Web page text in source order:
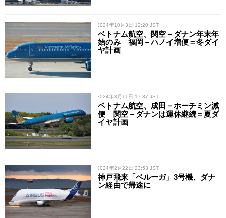
/ 2024年10月3日 12:20 JST
ベトナム航空、関空－ダナン年末年
始のみ 福岡－ハノイ増便＝冬ダイ
ヤ計画
/ 2024年3月11日 17:37 JST
ベトナム航空、成田－ホーチミン減
便 関空－ダナンは運休継続＝夏ダ
イヤ計画
/ 2024年2月22日 23:53 JST
神戸飛来「ベルーガ」3号機、ダナ
ン経由で帰途に